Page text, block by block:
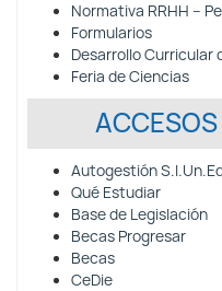
Normativa RRHH –
Formularios
Desarrollo Curricular
Feria de Ciencias
Autogestión
Qué Estudiar
Base de Legislación
Becas Progresar
Becas
CeDie